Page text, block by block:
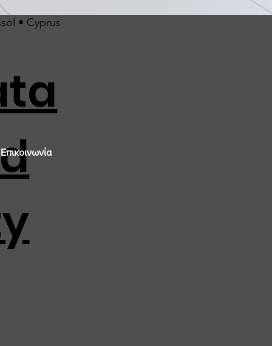
• Cyprus
Επικοινωνία